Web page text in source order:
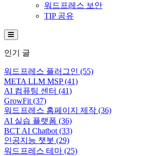
워드프레스 보안
TIP 공유
Hamburger Toggle Menu
인기 글
워드프레스 플러그인 (55)
META LLM MSP(41)
AI 컴퓨팅 센터 (41)
GrowFit (37)
워드프레스 홈페이지 제작 (36)
AI 실습 플랫폼 (36)
BCT AI Chatbot (33)
인공지능 챗봇 (29)
워드프레스 테마 (25)